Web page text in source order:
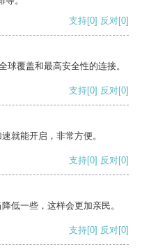
支持[0] 反对[0]
球覆盖和最高安全性的连接。
支持[0] 反对[0]
就能开启，非常方便。
支持[0] 反对[0]
低一些，这样会更加亲民。
支持[0] 反对[0]